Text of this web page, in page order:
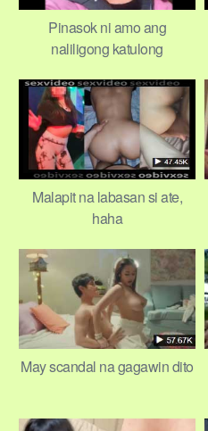
Pinasok ni amo ang
naliligong katulong
Malapit na labasan si ate,
haha
May scandal na gagawin dito